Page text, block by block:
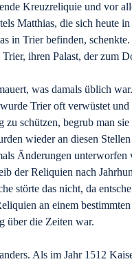
Kreuzreliquie und vor
Matthias, die sich heute in
in Trier befinden,
ihren Palast, der zum
was damals üblich
Trier oft verwüstet
schützen, begrub man sie
wieder an diesen
Änderungen unterworfen
der Reliquien nach
störte das nicht, da
an einem
über die Zeiten war.
Als im Jahr 1512